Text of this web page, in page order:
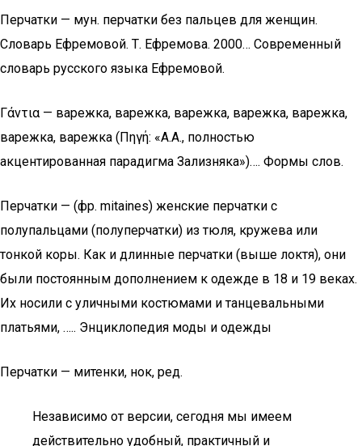
Перчатки — мун. перчатки без пальцев для женщин.
Словарь Ефремовой. Т. Ефремова. 2000… Современный
словарь русского языка Ефремовой.
Γάντια — варежка, варежка, варежка, варежка, варежка,
варежка, варежка (Πηγή: «А.А., полностью
акцентированная парадигма Зализняка»)…. Формы слов.
Перчатки — (фр. mitaines) женские перчатки с
полупальцами (полуперчатки) из тюля, кружева или
тонкой коры. Как и длинные перчатки (выше локтя), они
были постоянным дополнением к одежде в 18 и 19 веках.
Их носили с уличными костюмами и танцевальными
платьями, ….. Энциклопедия моды и одежды
Перчатки — митенки, нок, ред.
Независимо от версии, сегодня мы имеем
действительно удобный, практичный и